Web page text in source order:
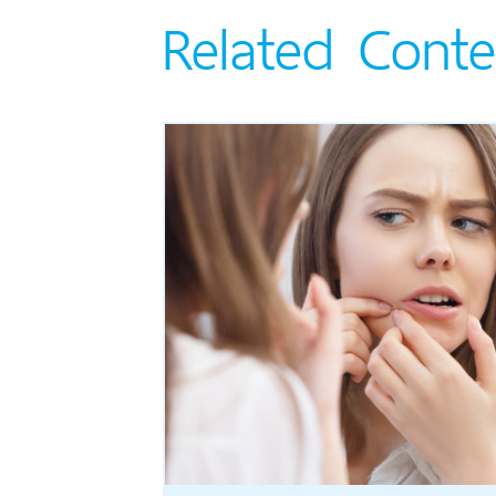
Related